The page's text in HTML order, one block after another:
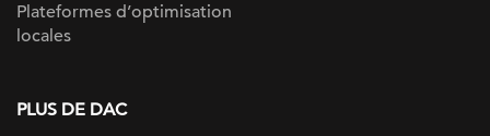
Plateformes d’optimisation
locales
PLUS DE DAC